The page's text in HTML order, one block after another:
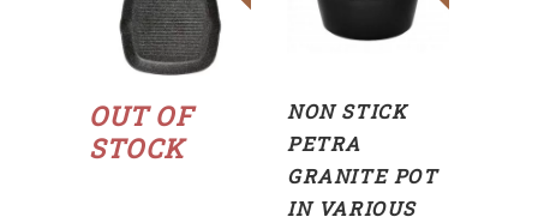
OUT OF
STOCK
Read
OPTIONS
NON STICK
PETRA
GRANITE POT
IN VARIOUS